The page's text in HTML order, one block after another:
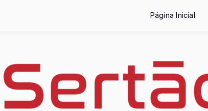
Página Inicial